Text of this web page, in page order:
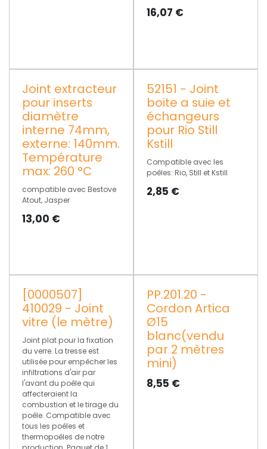
16,07 €
Joint extracteur
pour inserts
diamètre
interne 74mm,
externe: 140mm.
Température
max: 260 °C
compatible avec Bestove
Atout, Jasper
13,00 €
52151 - Joint
boite a suie et
échangeurs
pour Rio Still
Kstill
Compatible avec les
poêles: Rio, Still et Kstill
2,85 €
[0000507]
410029 - Joint
vitre (le mètre)
Joint plat pour la fixation
du verre. La tresse est
utilisée pour empêcher les
infiltrations d'air par
l'avant du poêle qui
affecteraient la
combustion et le tirage du
poêle. Compatible avec
tous les poêles et
thermopoêles de notre
PROMO
PP.201.20 -
Cordon Artica
Ø15
blanc(vendu
par 2 mètres
mini)
8,55 €